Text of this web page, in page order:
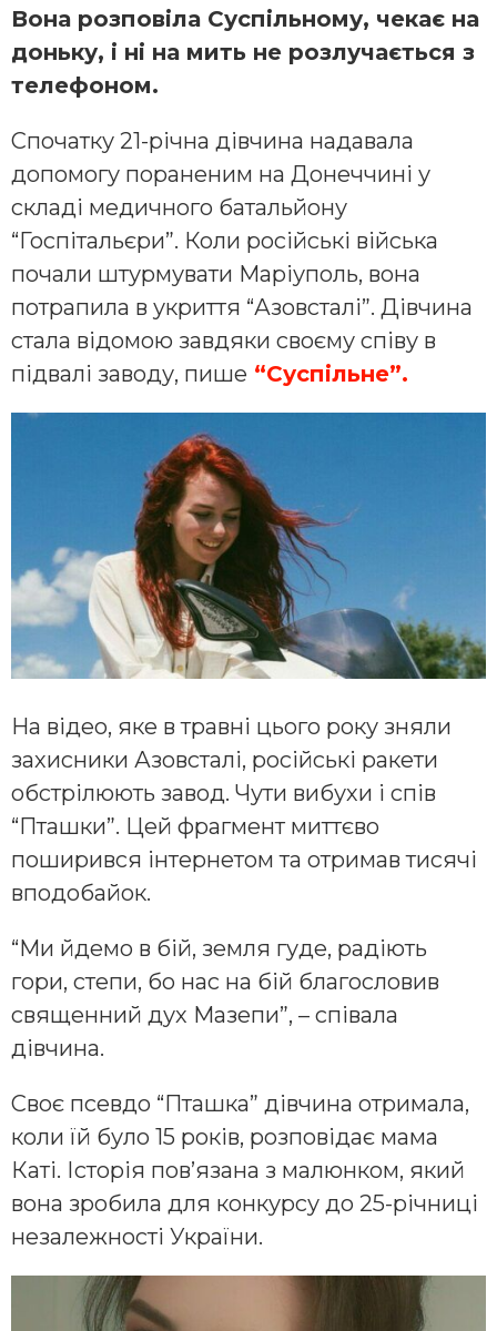
Вона розповіла Суспільному, чекає на
доньку, і ні на мить не розлучається з
телефоном.
Спочатку 21-річна дівчина надавала
допомогу пораненим на Донеччині у
складі медичного батальйону
“Госпітальєри”. Коли російські війська
почали штурмувати Маріуполь, вона
потрапила в укриття “Азовсталі”. Дівчина
стала відомою завдяки своєму співу в
підвалі заводу, пише “Суспільне”.
На відео, яке в травні цього року зняли
захисники Азовсталі, російські ракети
обстрілюють завод. Чути вибухи і спів
“Пташки”. Цей фрагмент миттєво
поширився інтернетом та отримав тисячі
вподобайок.
“Ми йдемо в бій, земля гуде, радіють
гори, степи, бо нас на бій благословив
священний дух Мазепи”, – співала
дівчина.
Своє псевдо “Пташка” дівчина отримала,
коли їй було 15 років, розповідає мама
Каті. Історія пов’язана з малюнком, який
вона зробила для конкурсу до 25-річниці
незалежності України.